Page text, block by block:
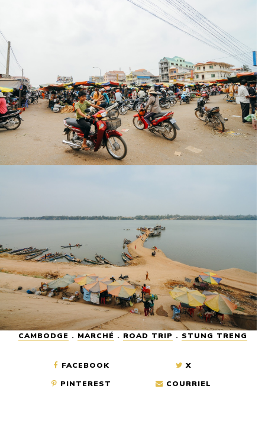
CAMBODGE . MARCHÉ . ROAD TRIP . STUNG TRENG
FACEBOOK
X
PINTEREST
COURRIEL